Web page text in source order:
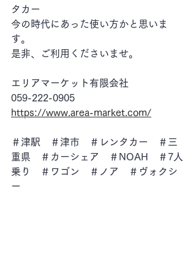
タカー
今の時代にあった使い方かと思いま
す。
是非、ご利用くださいませ。
エリアマーケット有限会社
059-222-0905
https://www.area-market.com/
＃津駅　＃津市　＃レンタカー　＃三
重県　＃カーシェア　＃NOAH　＃7人
乗り　＃ワゴン　＃ノア　＃ヴォクシ
ー